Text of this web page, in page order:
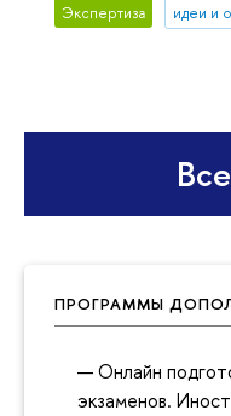
ПРОГРАММЫ
Онлайн
экзаменов.
Экспертиза идеи и